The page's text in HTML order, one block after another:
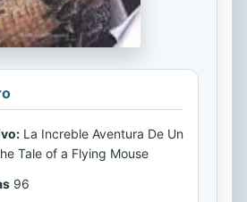
La Increble Aventura De Un
Tale of a Flying Mouse
96